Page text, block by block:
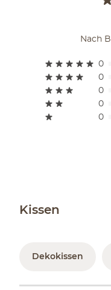
Nach
0
0
0
0
0
Kissen
Dekokissen